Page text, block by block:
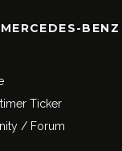
MERCEDES-BENZ
Ticker
/ Forum